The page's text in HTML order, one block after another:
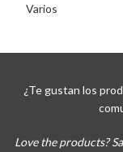
Varios
¿Te gustan los
Love the products?